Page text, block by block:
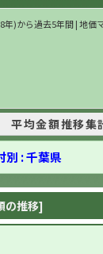
)から過去5年間 | 地価
平均金額推移集
別 : 千葉県
の推移]